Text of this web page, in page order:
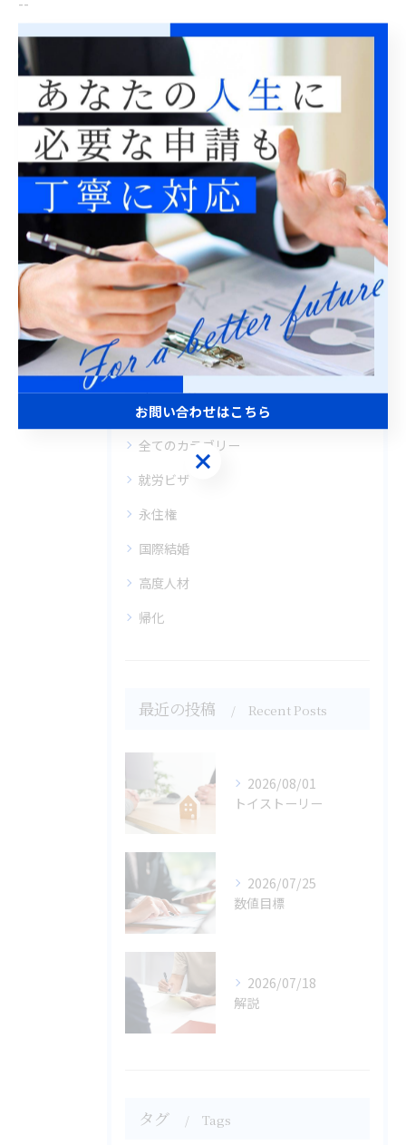
就労ビザ
< 前のページ 一覧に戻る
関連タグ
#行政書士 #ビザ申請 #在留資格
カテゴリー Categories
全てのカテゴリー
就労ビザ
永住権
国際結婚
高度人材
帰化
最近の投稿 Recent Posts
2026/08/01
トイストーリー
2026/07/25
数値目標
2026/07/18
解説
タグ Tags
お問い合わせはこちら
お問い合わせはこちら